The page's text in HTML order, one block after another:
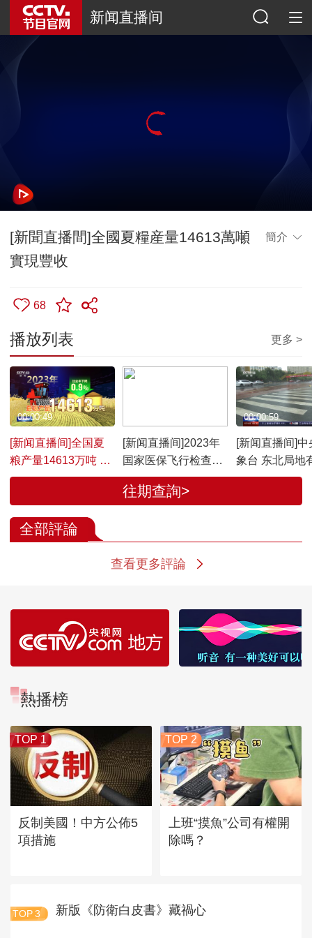
新闻直播间
[新聞直播間]全國夏糧産量14613萬噸
實現豐收
簡介
68
播放列表 更多 >
[新闻直播间]全国夏
粮产量14613万吨 实
现丰收
00:00:49
[新闻直播间]2023年
国家医保飞行检查工
作正式启动
[新闻直播间]中
象台 东北局地
雨 江南华南等
00:00:59
往期查詢>
全部評論
查看更多評論
熱播榜
TOP 1
反制美國！中方公佈5
項措施
TOP 2
上班“摸魚”公司有權開
除嗎？
TOP 3 新版《防衛白皮書》藏禍心